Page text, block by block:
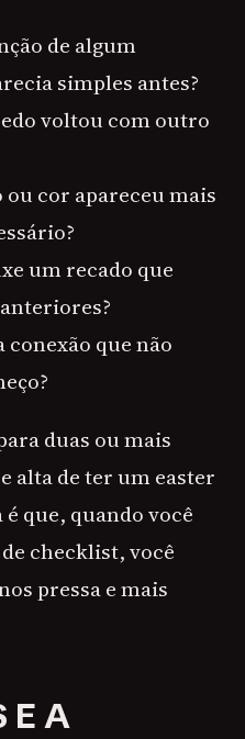
de algum
simples antes?
voltou com outro
cor apareceu mais
um recado que
conexão que não
duas ou mais
alta de ter um easter
que, quando você
checklist, você
pressa e mais
E A